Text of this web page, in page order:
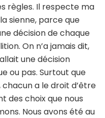
règles. Il respecte ma
sienne, parce que
décision de chaque
On n’a jamais dit,
une décision
ou pas. Surtout que
a le droit d’être
des choix que nous
Nous avons été au